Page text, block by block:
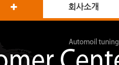
회사소개